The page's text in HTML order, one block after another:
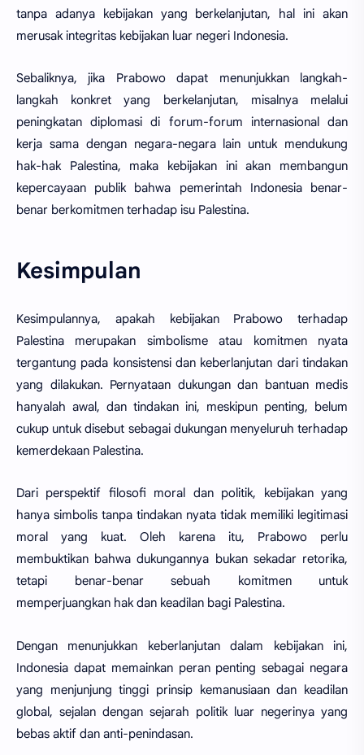
tanpa adanya kebijakan yang berkelanjutan, hal ini akan
merusak integritas kebijakan luar negeri Indonesia.
Sebaliknya, jika Prabowo dapat menunjukkan langkah-
langkah konkret yang berkelanjutan, misalnya melalui
peningkatan diplomasi di forum-forum internasional dan
kerja sama dengan negara-negara lain untuk mendukung
hak-hak Palestina, maka kebijakan ini akan membangun
kepercayaan publik bahwa pemerintah Indonesia benar-
benar berkomitmen terhadap isu Palestina.
Kesimpulan
Kesimpulannya, apakah kebijakan Prabowo terhadap
Palestina merupakan simbolisme atau komitmen nyata
tergantung pada konsistensi dan keberlanjutan dari tindakan
yang dilakukan. Pernyataan dukungan dan bantuan medis
hanyalah awal, dan tindakan ini, meskipun penting, belum
cukup untuk disebut sebagai dukungan menyeluruh terhadap
kemerdekaan Palestina.
Dari perspektif filosofi moral dan politik, kebijakan yang
hanya simbolis tanpa tindakan nyata tidak memiliki legitimasi
moral yang kuat. Oleh karena itu, Prabowo perlu
membuktikan bahwa dukungannya bukan sekadar retorika,
tetapi benar-benar sebuah komitmen untuk
memperjuangkan hak dan keadilan bagi Palestina.
Dengan menunjukkan keberlanjutan dalam kebijakan ini,
Indonesia dapat memainkan peran penting sebagai negara
yang menjunjung tinggi prinsip kemanusiaan dan keadilan
global, sejalan dengan sejarah politik luar negerinya yang
bebas aktif dan anti-penindasan.